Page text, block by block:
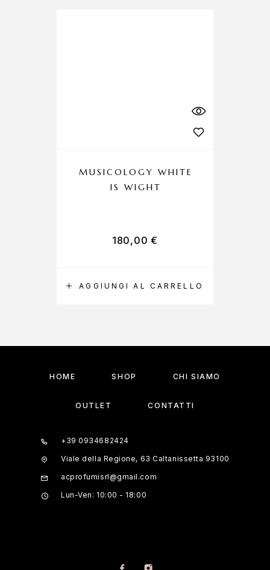
AGGIUNGI AL CARRELLO
MUSICOLOGY WHITE
IS WIGHT
180,00€
HOME SHOP CHI SIAMO
OUTLET CONTATTI
+39 0934682424
Viale della Regione, 63 Caltanissetta 93100
acprofumisrl@gmail.com
Lun-Ven: 10:00 - 18:00